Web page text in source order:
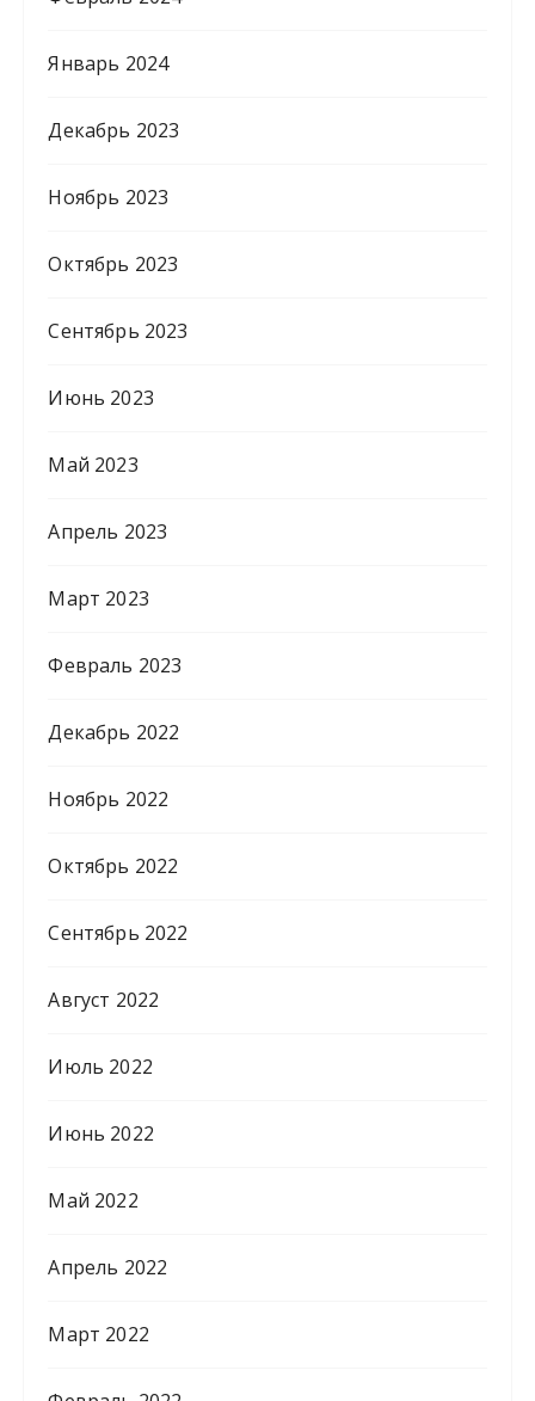
Январь 2024
Декабрь 2023
Ноябрь 2023
Октябрь 2023
Сентябрь 2023
Июнь 2023
Май 2023
Апрель 2023
Март 2023
Февраль 2023
Декабрь 2022
Ноябрь 2022
Октябрь 2022
Сентябрь 2022
Август 2022
Июль 2022
Июнь 2022
Май 2022
Апрель 2022
Март 2022